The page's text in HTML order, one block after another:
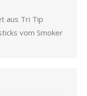
aus Tri Tip
vom Smoker